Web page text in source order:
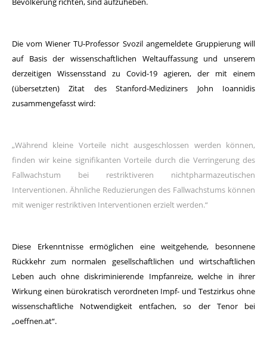
Die vom Wiener TU-Professor Svozil angemeldete Gruppierung will
auf Basis der wissenschaftlichen Weltauffassung und unserem
derzeitigen Wissensstand zu Covid-19 agieren, der mit einem
(übersetzten) Zitat des Stanford-Mediziners John Ioannidis
zusammengefasst wird:
„Während kleine Vorteile nicht ausgeschlossen werden können,
finden wir keine signifikanten Vorteile durch die Verringerung des
Fallwachstum bei restriktiveren nichtpharmazeutischen
Interventionen. Ähnliche Reduzierungen des Fallwachstums können
mit weniger restriktiven Interventionen erzielt werden.“
Diese Erkenntnisse ermöglichen eine weitgehende, besonnene
Rückkehr zum normalen gesellschaftlichen und wirtschaftlichen
Leben auch ohne diskriminierende Impfanreize, welche in ihrer
Wirkung einen bürokratisch verordneten Impf- und Testzirkus ohne
wissenschaftliche Notwendigkeit entfachen, so der Tenor bei
„oeffnen.at“.